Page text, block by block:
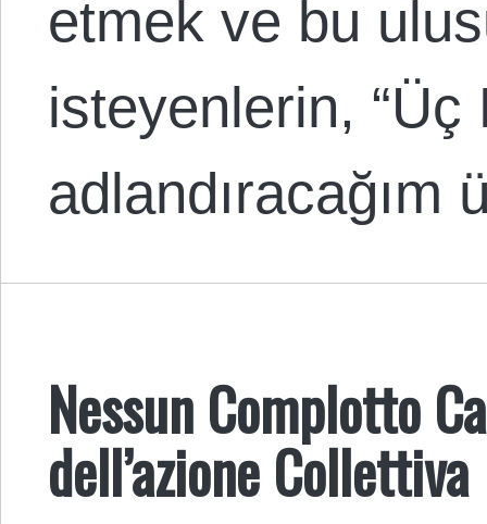
etmek ve bu
isteyenlerin, “Üç
adlandıracağım
Nessun Complotto
dell’azione Collettiva